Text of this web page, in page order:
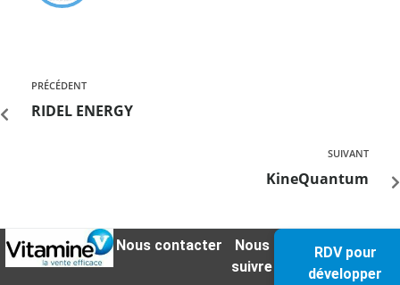
PRÉCÉDENT
RIDEL ENERGY
SUIVANT
KineQuantum
Nous contacter
Nous
suivre
RDV pour
développer